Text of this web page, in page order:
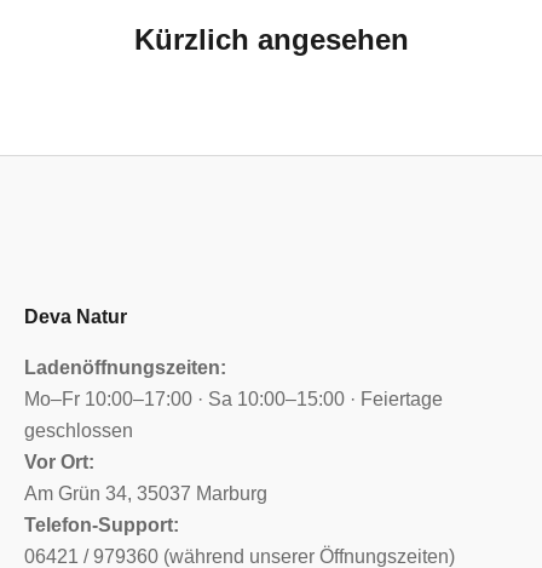
Kürzlich angesehen
Deva Natur
Ladenöffnungszeiten:
Mo–Fr 10:00–17:00 · Sa 10:00–15:00 · Feiertage
geschlossen
Vor Ort:
Am Grün 34, 35037 Marburg
Telefon-Support:
06421 / 979360 (während unserer Öffnungszeiten)